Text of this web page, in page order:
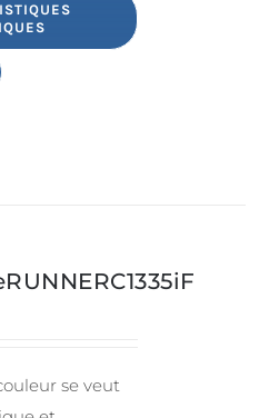
se veut